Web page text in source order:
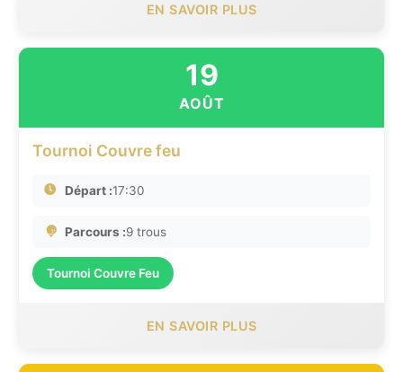
EN SAVOIR PLUS
19
AOÛT
Tournoi Couvre feu
Départ :17:30
Parcours :9 trous
Tournoi Couvre Feu
EN SAVOIR PLUS